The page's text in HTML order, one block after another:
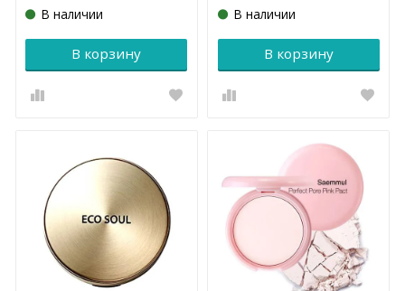
В наличии
В корзину
В наличии
В корзину